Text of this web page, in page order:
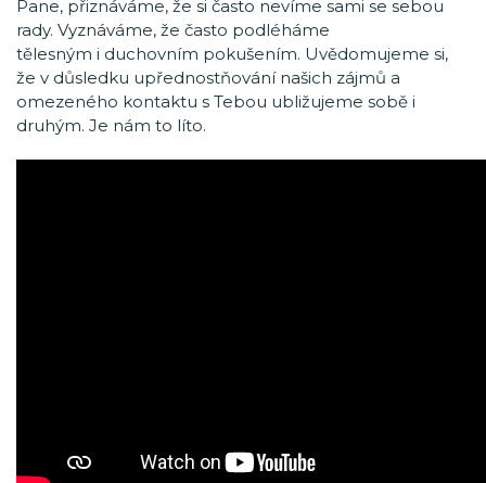
Pane, přiznáváme, že si často nevíme sami se sebou
rady. Vyznáváme, že často podléháme
tělesným i duchovním pokušením. Uvědomujeme si,
že v důsledku upřednostňování našich zájmů a
omezeného kontaktu s Tebou ubližujeme sobě i
druhým. Je nám to líto.